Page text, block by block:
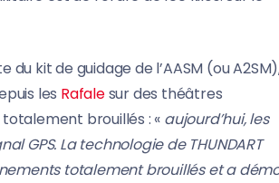
du kit de guidage de l’AASM (ou
les Rafalesur des théâtres
brouillés : « aujourd’hui, les
La technologie de THUNDART
totalement brouillés et a